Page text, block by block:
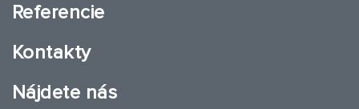
Referencie
Kontakty
Nájdete nás